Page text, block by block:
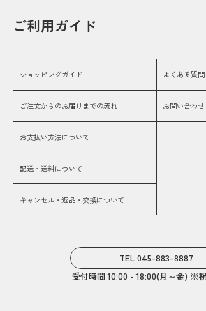
ご利用ガイド
ショッピングガイド
ご注文からのお届けまでの流れ
お支払い方法について
配送・送料について
キャンセル・返品・交換について
よくある質問
お問い合わせ
TEL 045-883-8887
受付時間 10:00 - 18:00(月～金) ※